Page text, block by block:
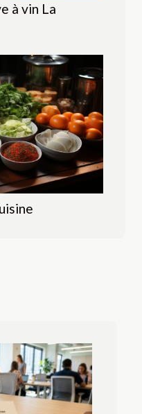
à vin La